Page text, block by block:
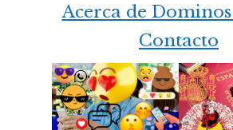
Acerca de
Contacto